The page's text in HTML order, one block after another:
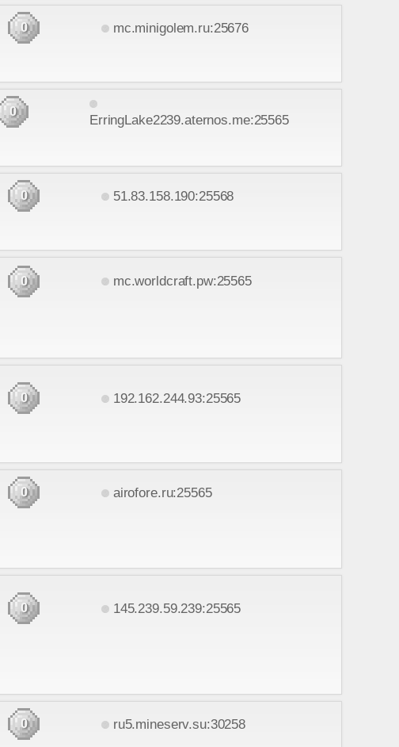
0 mc.minigolem.ru:25676
0
ErringLake2239.aternos.me:25565
0 51.83.158.190:25568
0 mc.worldcraft.pw:25565
0 192.162.244.93:25565
0 airofore.ru:25565
0 145.239.59.239:25565
0 ru5.mineserv.su:30258